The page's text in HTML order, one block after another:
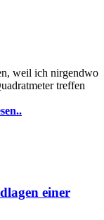
weil ich nirgendwo
treffen
einer